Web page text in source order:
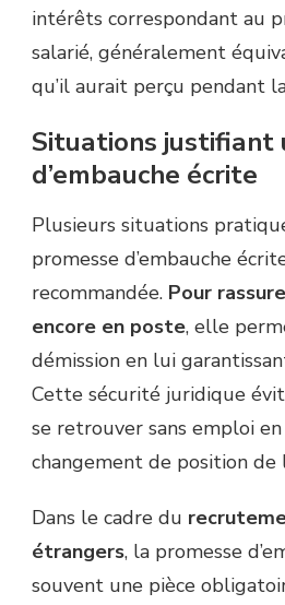
intérêts correspondant au
salarié, généralement
qu’il aurait perçu pendant
Situations justifiant
d’embauche écrite
Plusieurs situations
promesse d’embauche
recommandée. Pour
encore en poste, elle
démission en lui
Cette sécurité juridique
se retrouver sans emploi en
changement de position de
Dans le cadre du
étrangers, la promesse
souvent une pièce